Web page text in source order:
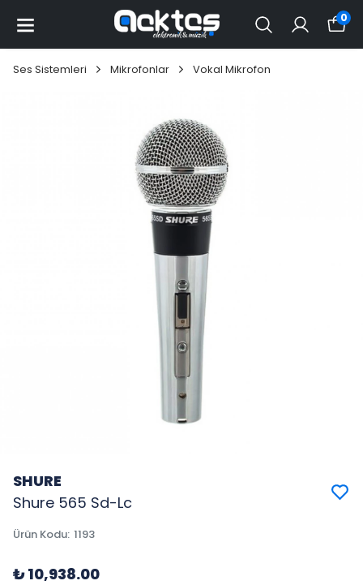
0
Ses Sistemleri Mikrofonlar Vokal Mikrofon
SHURE
Shure 565 Sd-Lc
Ürün Kodu: 1193
₺ 10,938.00